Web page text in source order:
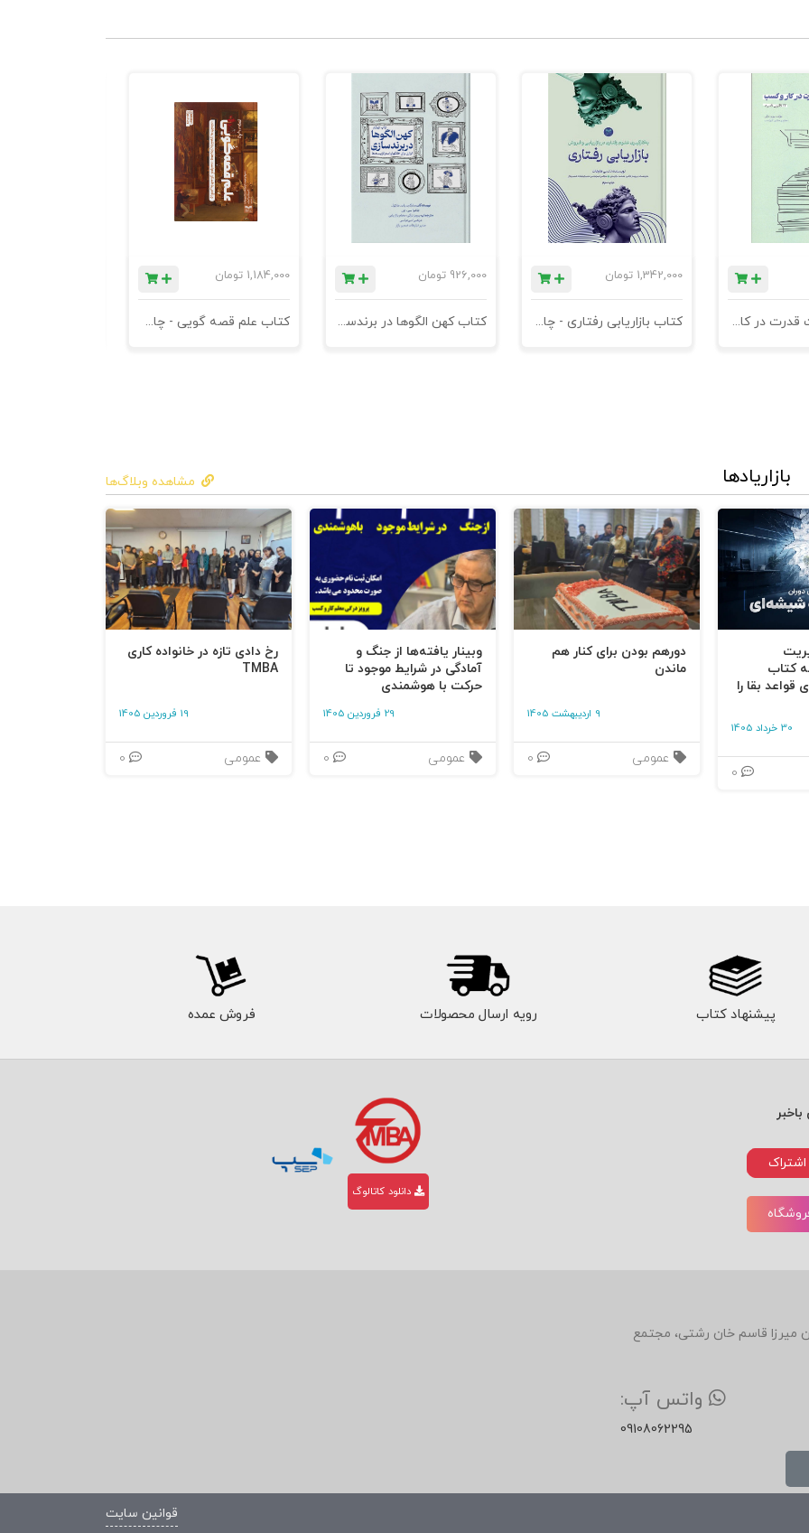
عاطفی و تبدیل انرژی ناشی از اضطراب به منبعی از انگیزه ارائه می‌دهد. این
نه یک مانع، در نظر گرفته می‌شود. مورا آرونز-مل به کسانی که با اضطراب در
می‌دهد و آن‌ها را تشویق می‌کند تا این احساسات را به منبعی از قدرت و
به دنبال تبدیل چالش‌های شخصی به ابرقدرت‌های رهبری است، ضروری و الهام‌بخش
کتاب مدیریت قدرت در کاروکسب
1,342,000 تومان
کتاب بازاریابی رفتاری - چاپ سوم
926,000 تومان
کتاب کهن الگوها در برندسازی - ابزاری برای خلاقها و استراتژیست ها
1,184,000 تومان
کتاب علم قصه گویی - چاپ سوم
مشاهده وبلاگ‌ها بازاریادها
کتاب
بقا را
30 خرداد 1405
دورهم بودن برای کنار هم
ماندن
9 اردیبهشت 1405
عمومی
وبینار یافته‌ها از جنگ و
آمادگی در شرایط موجود تا
حرکت با هوشمندی
29 فروردین 1405
عمومی
رخ دادی تازه در خانواده کاری
TMBA
19 فروردین 1405
عمومی
پیشنهاد کتاب رویه ارسال محصولات فروش عمده
اشتراک
دانلود کاتالوگ
روبروی رستوران میرزا قاسم خان رشتی، مجتمع
واتس آپ:
09108062295
قوانین سایت